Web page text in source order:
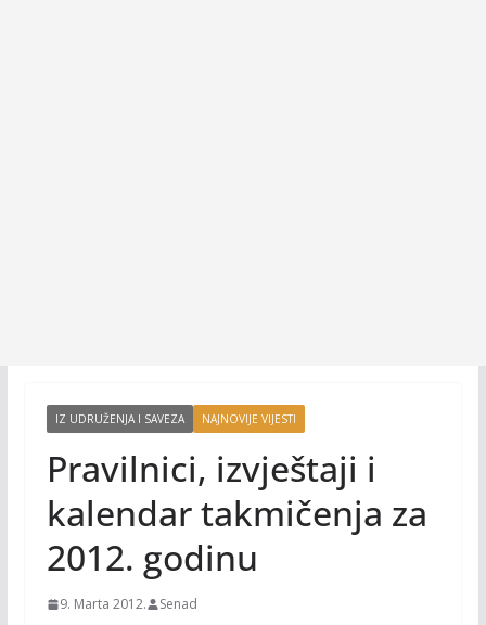
IZ UDRUŽENJA I SAVEZA NAJNOVIJE VIJESTI
Pravilnici, izvještaji i
kalendar takmičenja za
2012. godinu
9. Marta 2012. Senad